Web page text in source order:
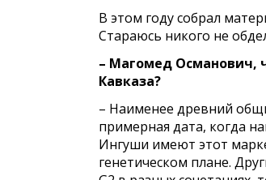
В этом году собрал
Стараюсь никого не
– Магомед Османович,
Кавказа?
– Наименее древний
примерная дата, когда
Ингуши имеют этот
генетическом плане.